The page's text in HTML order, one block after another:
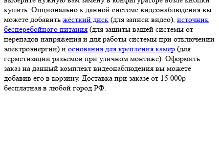
купить. Опционально к данной системе видеонаблюдения вы
можете добавить жёсткий диск (для записи видео), источник
бесперебойного питания (для защиты вашей системы от
перепадов напряжения и для работы системы при отключении
электроэнергии) и основания для крепления камер (для
герметизации разъёмов при уличном монтаже). Оформить
заказ на данный комплект видеонаблюдения вы можете
добавив его в корзину. Доставка при заказе от 15 000р
бесплатная в любой город РФ.